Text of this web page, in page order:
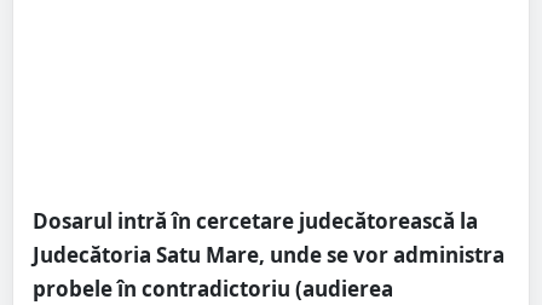
Dosarul intră în cercetare judecătorească la
Judecătoria Satu Mare, unde se vor administra
probele în contradictoriu (audierea